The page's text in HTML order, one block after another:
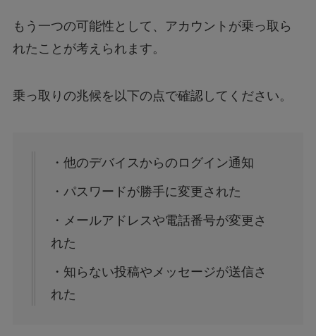
もう一つの可能性として、アカウントが乗っ取ら
れたことが考えられます。
乗っ取りの兆候を以下の点で確認してください。
・他のデバイスからのログイン通知
・パスワードが勝手に変更された
・メールアドレスや電話番号が変更さ
れた
・知らない投稿やメッセージが送信さ
れた